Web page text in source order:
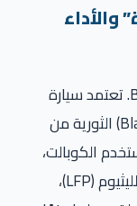
والأداء
هنا يكمن السلاح السري الحقيقي لـ BYD. تعتمد سيارة
Seal على “بطارية الشفرة” (Blade Battery) الثورية من
الكوبالت،
وتعتمد على كيمياء فوسفات الحديد والليثيوم (LFP)،